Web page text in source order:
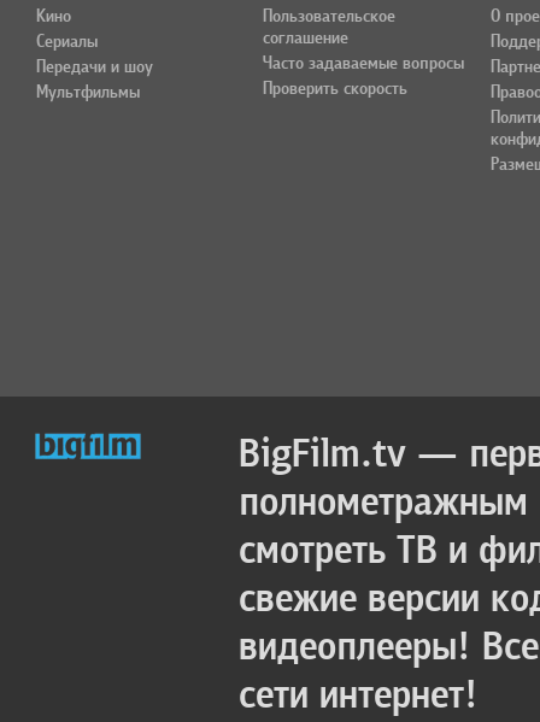
Кино
Сериалы
Передачи и шоу
Мультфильмы
Пользовательское
соглашение
Часто задаваемые вопросы
Проверить скорость
О
BigFilm.tv —
полнометражным
смотреть ТВ и
свежие версии
видеоплееры!
сети интернет!